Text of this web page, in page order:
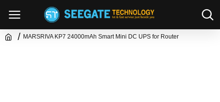
MARSRIVA KP7 24000mAh Smart Mini DC UPS for Router